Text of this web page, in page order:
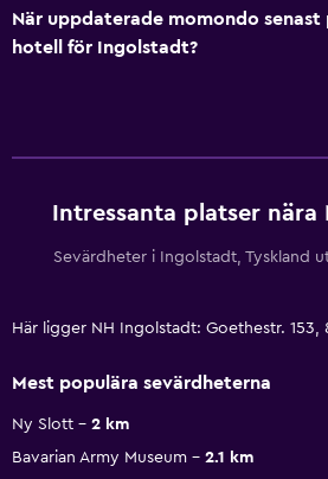
När uppdaterade momondo senast
hotell för Ingolstadt?
Intressanta platser
Sevärdheter i Ingolstadt, Tyskland
Här ligger NH Ingolstadt: Goethestr.
Mest populära sevärdheterna
Ny Slott
2 km
Bavarian Army Museum
2.1 km